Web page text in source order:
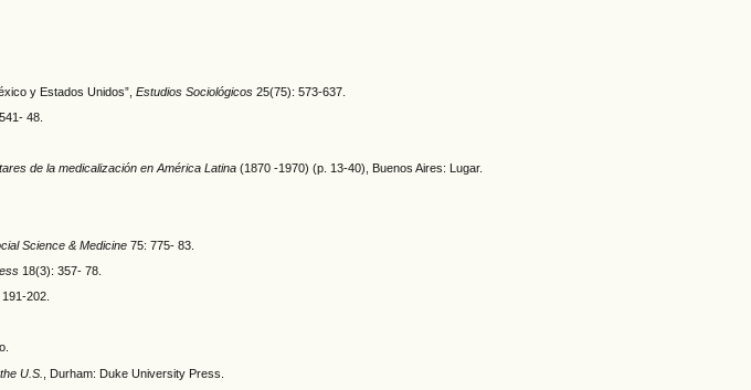
y Estados Unidos”, Estudios Sociológicos 25(75): 573-637.
48.
de la medicalización en América Latina (1870 -1970) (p. 13-40), Buenos Aires: Lugar.
Science & Medicine 75: 775- 83.
18(3): 357- 78.
191-202.
U.S.
, Durham: Duke University Press.